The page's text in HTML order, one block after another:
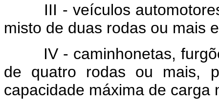
III - veículos automotores
misto de duas rodas ou mais
IV - caminhonetas,
de quatro rodas ou mais,
capacidade máxima de carga